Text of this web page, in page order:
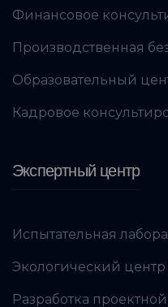
Финансовое
Производственная
Образовательный
Кадровое
Экспертный центр
Испытательная
Экологический центр
Разработка